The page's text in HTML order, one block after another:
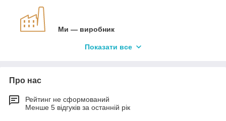
Ми — виробник
оригінальності продукції і її низькій вартості.
виготовлено за 3-7 днів.
Показати все
Про нас
Рейтинг не сформований
Менше 5 відгуків за останній рік